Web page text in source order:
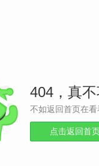
404，真不
不如返回首页在看
点击返回首